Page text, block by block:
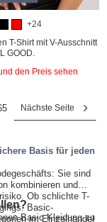
+24
T-Shirt mit V-Ausschnitt
GOOD.
den Preis sehen
Nächste Seite
Basis für jeden
Sie sind
kombinieren und
Ob schlichte T-
Basic-
im Einzelhandel
Basic-Kleidung zu